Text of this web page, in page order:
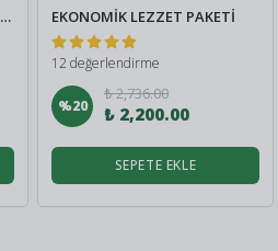
10 kg Sulu Haşlama Taze Kaşar EKONOMİK LEZZET PAKETİ
12 değerlendirme
%20
₺ 2,736.00
₺ 2,200.00
SEPETE EKLE